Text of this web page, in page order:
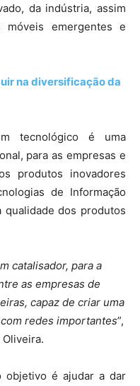
da indústria, assim
móveis emergentes e
na diversificação da
tecnológico é uma
para as empresas e
produtos inovadores
de Informação
qualidade dos produtos
catalisador, para a
as empresas de
capaz de criar uma
redes importantes”,
objetivo é ajudar a dar